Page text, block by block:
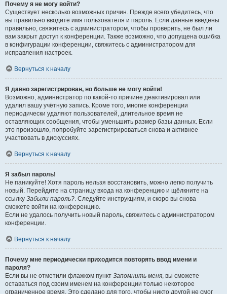
Почему я не могу войти?
Существует несколько возможных причин. Прежде всего убедитесь, что
вы правильно вводите имя пользователя и пароль. Если данные введены
правильно, свяжитесь с администратором, чтобы проверить, не был ли
вам закрыт доступ к конференции. Также возможно, что допущена ошибка
в конфигурации конференции, свяжитесь с администратором для
исправления настроек.
Вернуться к началу
Я давно зарегистрирован, но больше не могу войти!
Возможно, администратор по какой-то причине деактивировал или
удалил вашу учётную запись. Кроме того, многие конференции
периодически удаляют пользователей, длительное время не
оставляющих сообщения, чтобы уменьшить размер базы данных. Если
это произошло, попробуйте зарегистрироваться снова и активнее
участвовать в дискуссиях.
Вернуться к началу
Я забыл пароль!
Не паникуйте! Хотя пароль нельзя восстановить, можно легко получить
новый. Перейдите на страницу входа на конференцию и щёлкните на
ссылку Забыли пароль?. Следуйте инструкциям, и скоро вы снова
сможете войти на конференцию.
Если не удалось получить новый пароль, свяжитесь с администратором
конференции.
Вернуться к началу
Почему мне периодически приходится повторять ввод имени и
пароля?
Если вы не отметили флажком пункт Запомнить меня, вы сможете
оставаться под своим именем на конференции только некоторое
ограниченное время. Это сделано для того, чтобы никто другой не смог